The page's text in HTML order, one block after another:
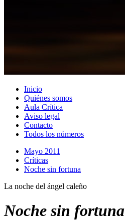
Inicio
Quiénes somos
Aula Crítica
Aviso legal
Contacto
Todos los números
Mayo 2011
Crí­ticas
Noche sin fortuna
La noche del ángel caleño
Noche sin fortuna